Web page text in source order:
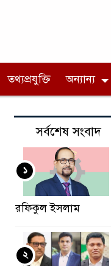
তথ্যপ্রযুক্তি অন্যান্য
সর্বশেষ সংবাদ
রফিকুল ইসলাম
১
২